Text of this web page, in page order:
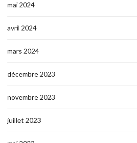
mai 2024
avril 2024
mars 2024
décembre 2023
novembre 2023
juillet 2023